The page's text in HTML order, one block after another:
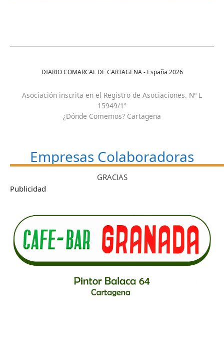
DIARIO COMARCAL DE CARTAGENA - España 2026
Asociación inscrita en el Registro de Asociaciones. Nº L
15949/1ª
¿Dónde Comemos? Cartagena
Empresas Colaboradoras
GRACIAS
Publicidad